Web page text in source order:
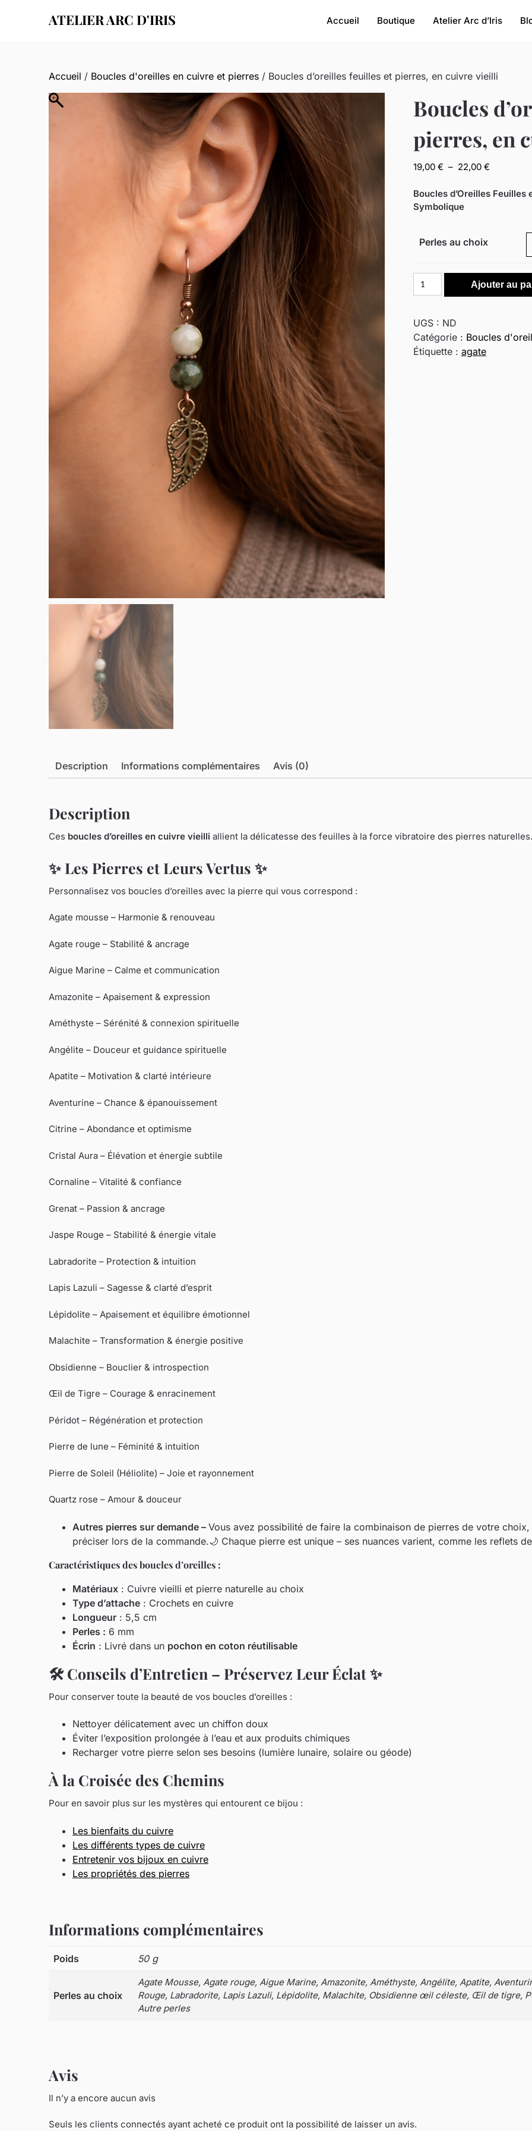
ATELIER ARC D'IRIS Accueil Boutique Atelier Arc d’Iris
Accueil / Boucles d'oreilles en cuivre et pierres / Boucles d’oreilles feuilles et pierres, en cuivre vieilli
Boucles
pierres, en
19,00 € – 22,00 €Plage
prix :
Boucles d’Oreilles
Symbolique
Perles au choix
quantité
de
d'oreilles
feuilles
et
Ajouter au
UGS : ND
Catégorie : Boucles
Étiquette : agate
Description Informations complémentaires Avis (0)
Description
Ces boucles d’oreilles en cuivre vieilli allient la délicatesse des feuilles à la force vibratoire des pierres naturelles.
✨ Les Pierres et Leurs Vertus ✨
Personnalisez vos boucles d’oreilles avec la pierre qui vous correspond :
Agate mousse – Harmonie & renouveau
Agate rouge – Stabilité & ancrage
Aigue Marine – Calme et communication
Amazonite – Apaisement & expression
Améthyste – Sérénité & connexion spirituelle
Angélite – Douceur et guidance spirituelle
Apatite – Motivation & clarté intérieure
Aventurine – Chance & épanouissement
Citrine – Abondance et optimisme
Cristal Aura – Élévation et énergie subtile
Cornaline – Vitalité & confiance
Grenat – Passion & ancrage
Jaspe Rouge – Stabilité & énergie vitale
Labradorite – Protection & intuition
Lapis Lazuli – Sagesse & clarté d’esprit
Lépidolite – Apaisement et équilibre émotionnel
Malachite – Transformation & énergie positive
Obsidienne – Bouclier & introspection
Œil de Tigre – Courage & enracinement
Péridot – Régénération et protection
Pierre de lune – Féminité & intuition
Pierre de Soleil (Héliolite) – Joie et rayonnement
Quartz rose – Amour & douceur
Autres pierres sur demande – Vous avez possibilité de faire la combinaison de pierres de votre
préciser lors de la commande.🌙 Chaque pierre est unique – ses nuances varient, comme les reflets
Caractéristiques des boucles d’oreilles :
Matériaux : Cuivre vieilli et pierre naturelle au choix
Type d’attache : Crochets en cuivre
Longueur : 5,5 cm
Perles : 6 mm
Écrin : Livré dans un pochon en coton réutilisable
🛠️ Conseils d’Entretien – Préservez Leur Éclat ✨
Pour conserver toute la beauté de vos boucles d’oreilles :
Nettoyer délicatement avec un chiffon doux
Éviter l’exposition prolongée à l’eau et aux produits chimiques
Recharger votre pierre selon ses besoins (lumière lunaire, solaire ou géode)
À la Croisée des Chemins
Pour en savoir plus sur les mystères qui entourent ce bijou :
Les bienfaits du cuivre
Les différents types de cuivre
Entretenir vos bijoux en cuivre
Les propriétés des pierres
Informations complémentaires
Poids 50 g
Perles au choix
Agate Mousse, Agate rouge, Aigue Marine, Amazonite, Améthyste, Angélite, Apatite,
Rouge, Labradorite, Lapis Lazuli, Lépidolite, Malachite, Obsidienne œil céleste, Œil de tigre,
Autre perles
Avis
Il n’y a encore aucun avis
Seuls les clients connectés ayant acheté ce produit ont la possibilité de laisser un avis.